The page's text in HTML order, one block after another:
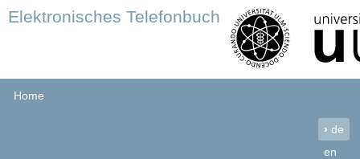
Elektronisches Telefonbuch
Home
› de
en